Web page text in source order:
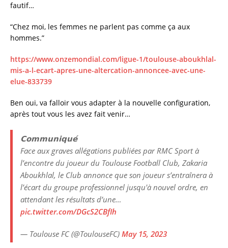
fautif…
“Chez moi, les femmes ne parlent pas comme ça aux
hommes.”
https://www.onzemondial.com/ligue-1/toulouse-aboukhlal-
mis-a-l-ecart-apres-une-altercation-annoncee-avec-une-
elue-833739
Ben oui, va falloir vous adapter à la nouvelle configuration,
après tout vous les avez fait venir…
𝗖𝗼𝗺𝗺𝘂𝗻𝗶𝗾𝘂𝗲́
Face aux graves allégations publiées par RMC Sport à
l’encontre du joueur du Toulouse Football Club, Zakaria
Aboukhlal, le Club annonce que son joueur s’entraînera à
l’écart du groupe professionnel jusqu'à nouvel ordre, en
attendant les résultats d’une…
pic.twitter.com/DGcS2CBfIh
— Toulouse FC (@ToulouseFC) May 15, 2023